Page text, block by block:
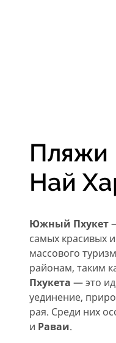
Пляжи
Най
Южный Пхукет
самых красивых
массового
районам, таким
Пхукета — это
уединение,
рая. Среди них
и Раваи.